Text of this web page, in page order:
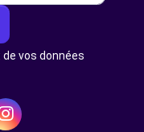
vos données